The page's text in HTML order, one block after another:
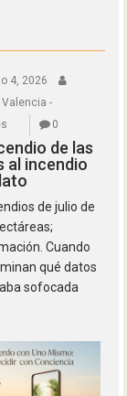
4, 2026
-
0
de las
al incendio
de julio de
Cuando
qué datos
sofocada